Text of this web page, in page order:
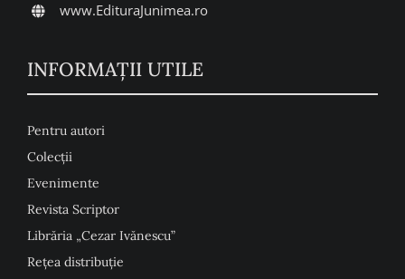
www.EdituraJunimea.ro
INFORMAŢII UTILE
Pentru autori
Colecţii
Evenimente
Revista Scriptor
Librăria „Cezar Ivănescu”
Rețea distribuție